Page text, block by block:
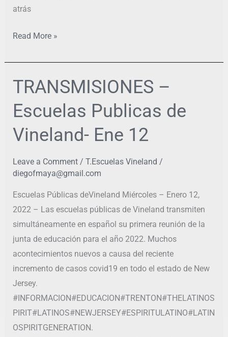
atrás
Read More »
TRANSMISIONES –
Escuelas Publicas de
Vineland- Ene 12
Leave a Comment / T.Escuelas Vineland /
diegofmaya@gmail.com
Escuelas Públicas deVineland Miércoles – Enero 12,
2022 – Las escuelas públicas de Vineland transmiten
simultáneamente en español su primera reunión de la
junta de educación para el año 2022. Muchos
acontecimientos nuevos a causa del reciente
incremento de casos covid19 en todo el estado de New
Jersey.
#INFORMACION#EDUCACION#TRENTON#THELATINOS
PIRIT#LATINOS#NEWJERSEY#ESPIRITULATINO#LATIN
OSPIRITGENERATION.
TRANSMISIONES
–
Escuelas
Publicas
de
Ene